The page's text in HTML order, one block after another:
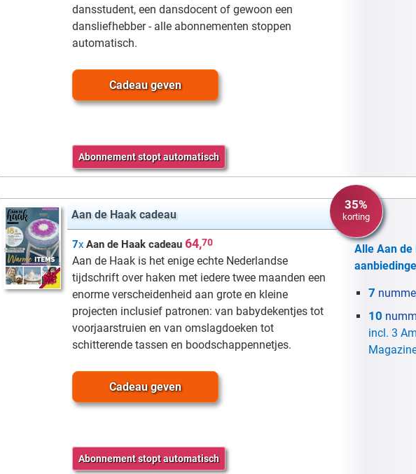
dansstudent, een dansdocent of gewoon een
dansliefhebber - alle abonnementen stoppen
automatisch.
Cadeau geven
Abonnement stopt automatisch
Aan de Haak cadeau
7x Aan de Haak cadeau 64,70
Aan de Haak is het enige echte Nederlandse
tijdschrift over haken met iedere twee maanden een
enorme verscheidenheid aan grote en kleine
projecten inclusief patronen: van babydekentjes tot
voorjaarstruien en van omslagdoeken tot
schitterende tassen en boodschappennetjes.
Cadeau geven
35%
korting
Alle Aan de
7
10
incl. 3
Abonnement stopt automatisch